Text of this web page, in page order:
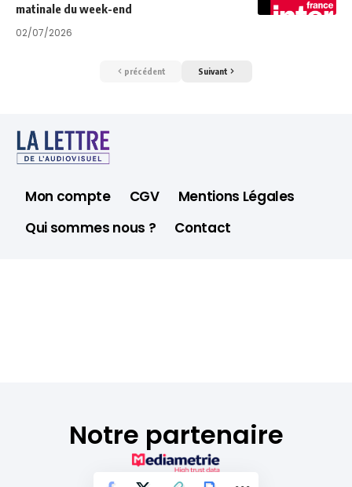
matinale du week-end
02/07/2026
précédent Suivant
Mon compte CGV
Mentions Légales
Qui sommes nous ?
Contact
Notre partenaire